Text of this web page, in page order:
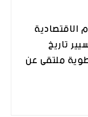
الاقتصادية
تاريخ
02 نوفمبر 2023 مطوية ملتقى عن